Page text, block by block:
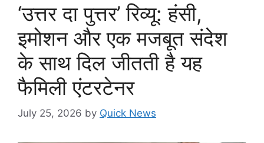
‘उत्तर दा पुत्तर’ रिव्यू: हंसी,
इमोशन और एक मजबूत संदेश
के साथ दिल जीतती है यह
फैमिली एंटरटेनर
July 25, 2026 by Quick News